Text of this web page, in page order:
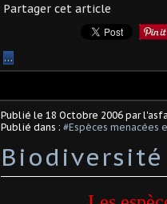
Partager cet article
…
Publié le 18 Octobre 2006 par l'asfa
Publié dans : #Espèces menacées